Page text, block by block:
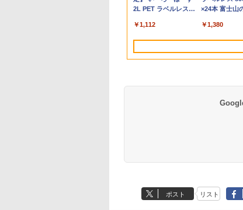
LAN USB3.0 テンキー
軽量 モバイル ビジネ
ス 在宅勤務 学生向け
8GB 選択可/
1TB 512GB
択可/ カメラ/
Win11【中古
ソコン 中古パ
コン デスクトップ PC ミニPC
OFFICE付き
用 ケーブル付き 動作
確認済み 30日保証 送
料無料
ノングレア 液
プレイ ディス
ート VGA
￥5,990
[Explicit]
￥250
[Explicit]
￥250
2L PET ラベルレス
￥1,112
×24本 富士山
ミネラルウォ
ペットボトル
産 500ミリリ
(Smart Basic)
￥1,380
ガンガンコミックス)
￥770
クス・エース)
￥832
ポスト リスト